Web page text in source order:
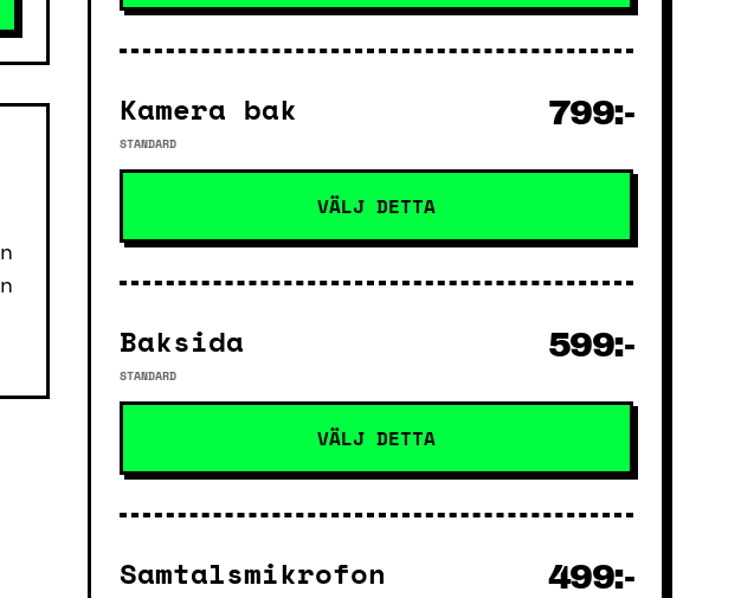
Kamera bak
STANDARD
799:-
VÄLJ DETTA
Baksida
STANDARD
599:-
VÄLJ DETTA
Samtalsmikrofon 499:-